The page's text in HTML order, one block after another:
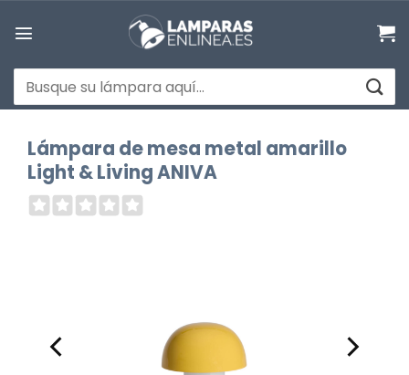
Buscar
por:
Lámpara de mesa metal amarillo
Light & Living ANIVA